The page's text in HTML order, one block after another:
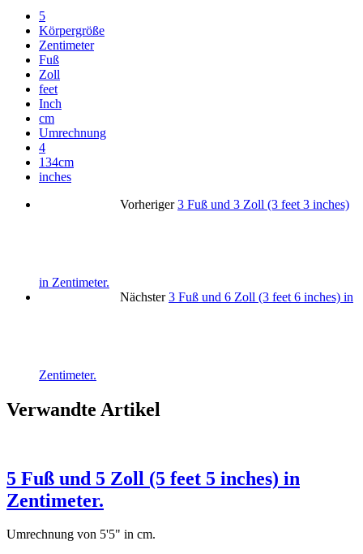
5
Körpergröße
Zentimeter
Fuß
Zoll
feet
Inch
cm
Umrechnung
4
134cm
inches
Vorheriger 3 Fuß und 3 Zoll (3 feet 3 inches)
in Zentimeter.
Nächster 3 Fuß und 6 Zoll (3 feet 6 inches) in
Zentimeter.
Verwandte Artikel
5 Fuß und 5 Zoll (5 feet 5 inches) in
Zentimeter.
Umrechnung von 5'5" in cm.